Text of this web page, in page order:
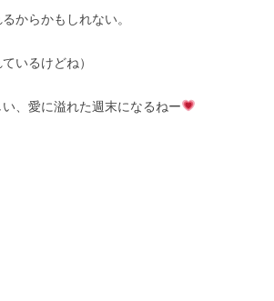
からかもしれない。
いるけどね）
、愛に溢れた週末になるねー